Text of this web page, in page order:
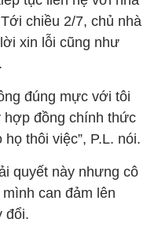
chiều 2/7, chủ nhà
xin lỗi cũng như
đúng mực với tôi
hợp đồng chính thức
thôi việc”, P.L. nói.
quyết này nhưng cô
can đảm lên
đổi.